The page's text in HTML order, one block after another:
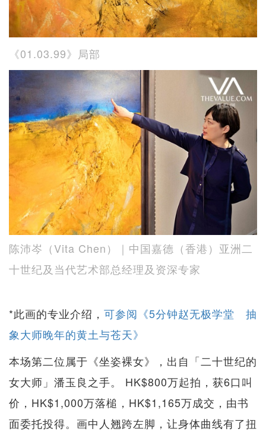
《01.03.99》局部
陈沛岑（Vita Chen）｜中国嘉德（香港）亚洲二
十世纪及当代艺术部总经理及资深专家
*此画的专业介绍， 可参阅《5分钟赵无极学堂 抽
象大师晚年的黄土与苍天》
本场第二位属于《坐姿裸女》，出自「二十世纪的
女大师」潘玉良之手。 HK$800万起拍，获6口叫
价，HK$1,000万落槌，HK$1,165万成交，由书
面委托投得。画中人翘跨左脚，让身体曲线有了扭